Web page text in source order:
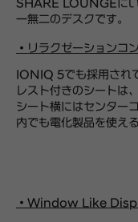
SHARE LOUNGEにい
一無二のデスクです。
・ リラクゼーションコ
IONIQ 5でも採用され
レスト付きのシートは
シート横にはセンター
内でも電化製品を使え
・Window Like